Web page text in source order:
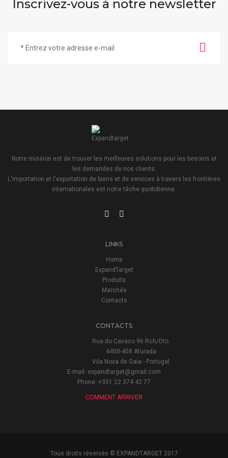
Inscrivez-vous à notre newsletter
Notre mission est de trouver les meilleures solutions pour les besoins et
les demandes de nos clients.
L'importation et l'exportation de biens et de services à travers les frontières
internationales est notre tâche quotidienne.
LINKS
Home
ExpandTarget
Produits
Marchés
Contacts
CONTACTS
Rua do Cavaco 96 Rch/Dto.
4400-408 Afurada
Vila Nova de Gaia - Portugal
E-mail: expandtarget@gmail.com
Phone: +351 22 374 42 77
COMMENT ARRIVER
Tous droits réservés © EXPANDTARGET 2017